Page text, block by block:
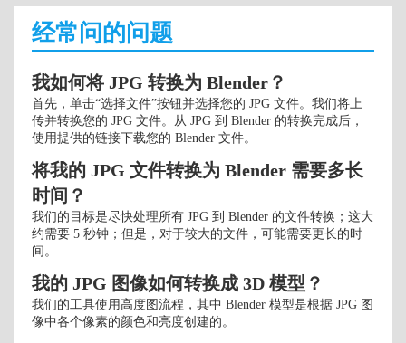
经常问的问题
我如何将 JPG 转换为 Blender？
首先，单击“选择文件”按钮并选择您的 JPG 文件。我们将上
传并转换您的 JPG 文件。从 JPG 到 Blender 的转换完成后，
使用提供的链接下载您的 Blender 文件。
将我的 JPG 文件转换为 Blender 需要多长
时间？
我们的目标是尽快处理所有 JPG 到 Blender 的文件转换；这大
约需要 5 秒钟；但是，对于较大的文件，可能需要更长的时
间。
我的 JPG 图像如何转换成 3D 模型？
我们的工具使用高度图流程，其中 Blender 模型是根据 JPG 图
像中各个像素的颜色和亮度创建的。